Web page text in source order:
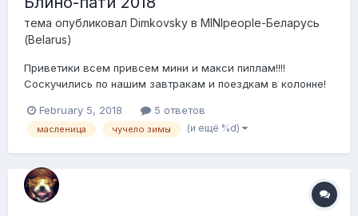
тема опубликовал Dimkovsky в MINIpeople-Беларусь
(Belarus)
Приветики всем привсем мини и макси пиплам!!!!
Соскучились по нашим завтракам и поездкам в колонне!
встречаться чаще))) На носу у нас МАСЛЕНИЦА 2018 и есть
отличный повод встретиться и немного потрясти
February 5, 2018 5 ответов
масленица чучело зимы (и ещё %d)